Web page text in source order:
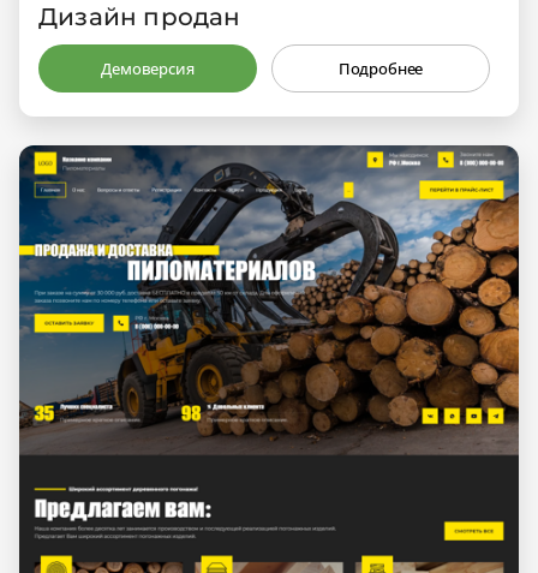
Дизайн продан
Демоверсия Подробнее